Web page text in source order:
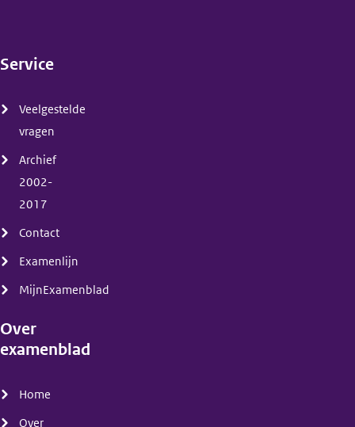
Service
Veelgestelde
vragen
Archief
2002-
2017
Contact
Examenlijn
MijnExamenblad
Over
examenblad
Home
Over